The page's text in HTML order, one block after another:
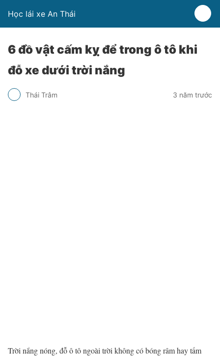
Học lái xe An Thái
6 đồ vật cấm kỵ để trong ô tô khi
đỗ xe dưới trời nắng
Thái Trâm 3 năm trước
Trời nắng nóng, đỗ ô tô ngoài trời không có bóng râm hay tấm